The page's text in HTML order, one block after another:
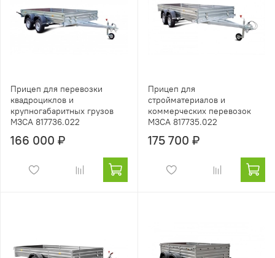
Прицеп для перевозки
квадроциклов и
крупногабаритных грузов
МЗСА 817736.022
166 000 ₽
Прицеп для
стройматериалов и
коммерческих перевозок
МЗСА 817735.022
175 700 ₽